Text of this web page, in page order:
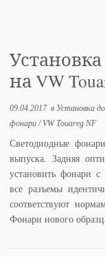
на VW
09.04.2017в Установка
фонари/ VW Touareg NF
Светодиодные
выпуска. Задняя
установить фонари с
все разъемы
соответствуют
Фонари нового